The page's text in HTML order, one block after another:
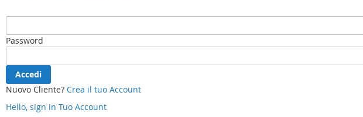
Password
Accedi
Nuovo Cliente? Crea il tuo Account
Hello, sign in Tuo Account